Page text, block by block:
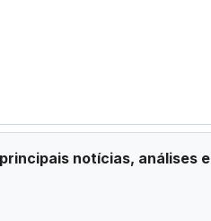
notícias, análises